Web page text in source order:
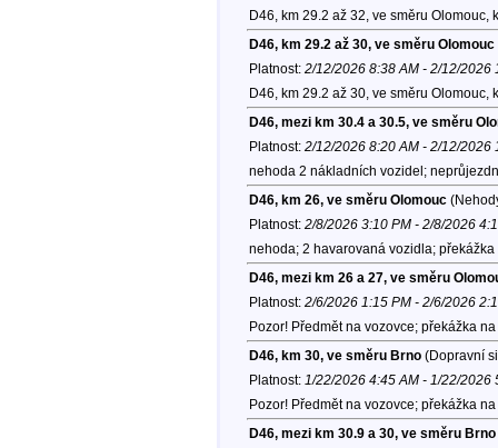
D46, km 29.2 až 32, ve směru Olomouc,
D46, km 29.2 až 30, ve směru Olomouc
Platnost: 2/12/2026 8:38 AM - 2/12/2026
D46, km 29.2 až 30, ve směru Olomouc,
D46, mezi km 30.4 a 30.5, ve směru
Platnost: 2/12/2026 8:20 AM - 2/12/2026
nehoda 2 nákladních vozidel;
D46, km 26, ve směru Olomouc
Platnost: 2/8/2026 3:10 PM - 2/8/2026
nehoda; 2 havarovaná vozidla;
D46, mezi km 26 a 27, ve směru
Platnost: 2/6/2026 1:15 PM - 2/6/2026
Pozor! Předmět na vozovce; překážka
D46, km 30, ve směru Brno(Dopravní
Platnost: 1/22/2026 4:45 AM - 1/22/2026
Pozor! Předmět na vozovce; překážka
D46, mezi km 30.9 a 30, ve směru Brno